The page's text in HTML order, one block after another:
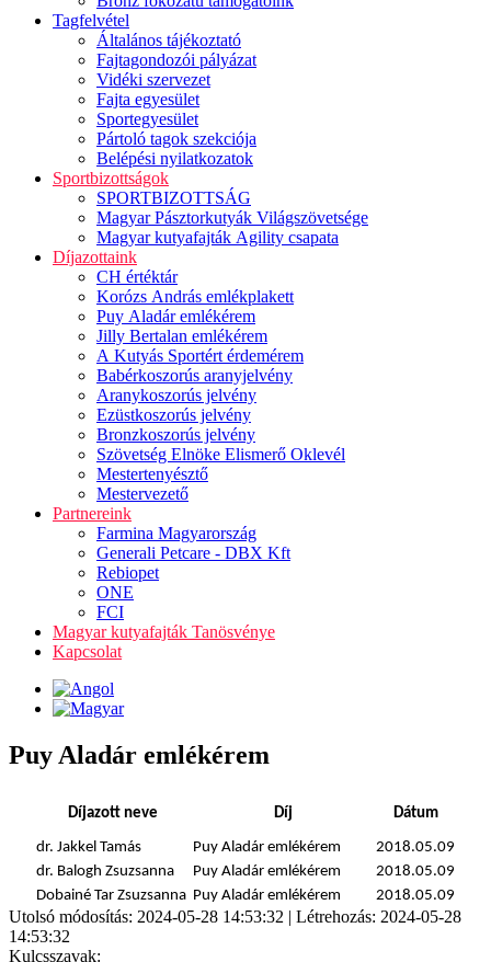
Tagfelvétel
Általános tájékoztató
Fajtagondozói pályázat
Vidéki szervezet
Fajta egyesület
Sportegyesület
Pártoló tagok szekciója
Belépési nyilatkozatok
Sportbizottságok
SPORTBIZOTTSÁG
Magyar Pásztorkutyák Világszövetsége
Magyar kutyafajták Agility csapata
Díjazottaink
CH értéktár
Korózs András emlékplakett
Puy Aladár emlékérem
Jilly Bertalan emlékérem
A Kutyás Sportért érdemérem
Babérkoszorús aranyjelvény
Aranykoszorús jelvény
Ezüstkoszorús jelvény
Bronzkoszorús jelvény
Szövetség Elnöke Elismerő Oklevél
Mestertenyésztő
Mestervezető
Partnereink
Farmina Magyarország
Generali Petcare - DBX Kft
Rebiopet
ONE
FCI
Magyar kutyafajták Tanösvénye
Kapcsolat
Puy Aladár emlékérem
Díjazott neve Díj Dátum
dr. Jakkel Tamás Puy Aladár emlékérem
2018.05.09
dr. Balogh Zsuzsanna
Puy Aladár emlékérem
2018.05.09
Dobainé Tar Zsuzsanna Puy Aladár emlékérem 2018.05.09
Utolsó módosítás: 2024-05-28 14:53:32 | Létrehozás: 2024-05-28
14:53:32
Kulcsszavak: